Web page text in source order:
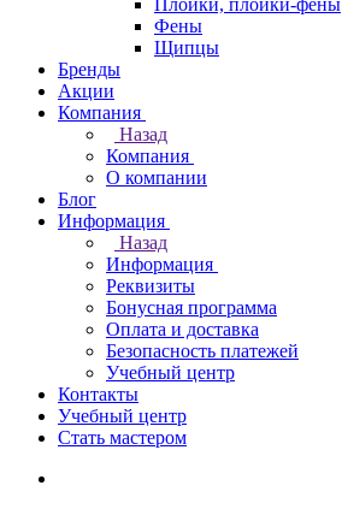
Плойки, плойки-фены
Фены
Щипцы
Бренды
Акции
Компания
Назад
Компания
О компании
Блог
Информация
Назад
Информация
Реквизиты
Бонусная программа
Оплата и доставка
Безопасность платежей
Учебный центр
Контакты
Учебный центр
Стать мастером